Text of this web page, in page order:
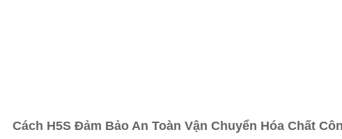
Cách H5S Đảm Bảo An Toàn Vận Chuyển Hóa Chất